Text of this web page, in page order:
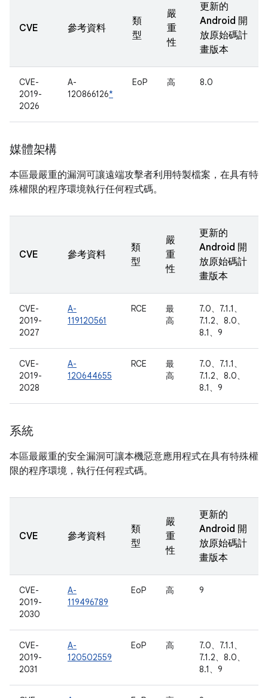
CVE 參考資料
類
型
嚴
重
性
更新的
Android 開
放原始碼計
畫版本
CVE-
2019-
2026
A-
120866126*
EoP 高 8.0
媒體架構
本區最嚴重的漏洞可讓遠端攻擊者利用特製檔案，在具有特
殊權限的程序環境執行任何程式碼。
CVE 參考資料
類
型
嚴
重
性
更新的
Android 開
放原始碼計
畫版本
CVE-
2019-
2027
A-
119120561
RCE
最
高
7.0、7.1.1、
7.1.2、8.0、
8.1、9
CVE-
2019-
2028
A-
120644655
RCE
最
高
7.0、7.1.1、
7.1.2、8.0、
8.1、9
系統
本區最嚴重的安全漏洞可讓本機惡意應用程式在具有特殊權
限的程序環境，執行任何程式碼。
CVE 參考資料
類
型
嚴
重
性
更新的
Android 開
放原始碼計
畫版本
CVE-
2019-
2030
A-
119496789
EoP 高 9
CVE-
2019-
2031
A-
120502559
EoP 高
7.0、7.1.1、
7.1.2、8.0、
8.1、9